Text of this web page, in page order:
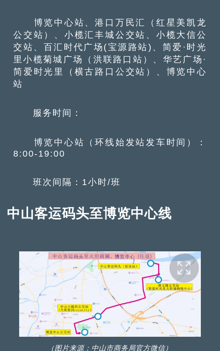
博览中心站、港口万民汇（红星美凯龙
公交站）、小榄汇丰城公交站、小榄大信公
交站、百汇时代广场(宝源路站)、简爱·时光
里小榄菊城广场（洪联路口站）、华艺广场·
简爱时光里（横古路口公交站）、博览中心
站
服务时间：
博览中心站（环线始发站发车时间）：
8:00-19:00
班次间隔：1小时/班
中山客运码头至博览中心线
（图片来源：中山市商务局官方微信）